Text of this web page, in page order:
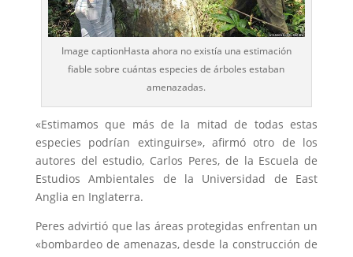
Image captionHasta ahora no existía una estimación
fiable sobre cuántas especies de árboles estaban
amenazadas.
«Estimamos que más de la mitad de todas estas
especies podrían extinguirse», afirmó otro de los
autores del estudio, Carlos Peres, de la Escuela de
Estudios Ambientales de la Universidad de East
Anglia en Inglaterra.
Peres advirtió que las áreas protegidas enfrentan un
«bombardeo de amenazas, desde la construcción de